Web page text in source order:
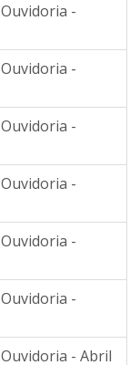
-
-
-
-
-
-
- Abril